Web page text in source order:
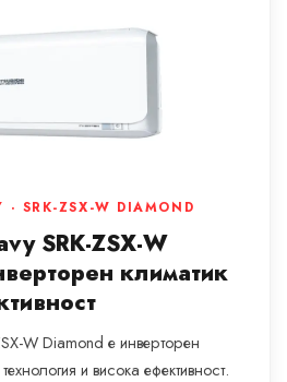
SRK-ZSX-W DIAMOND
SRK-ZSX-W
климатик
W Diamond е инверторен
и висока ефективност.